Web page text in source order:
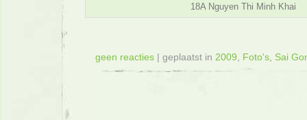
18A Nguyen Thi Minh Khai
geen reacties | geplaatst in 2009 Foto's Sai